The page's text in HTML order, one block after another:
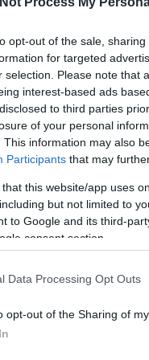
opt-out of the sale,
for targeted
selection. Please note that
interest-based ads
to third parties
of your personal
This information may also
Participants that may
that this website/app uses
but not limited to
to Google and its third-
consent section.
Data Processing Opt Outs
opt-out of the Sharing of
a kezed közül a sok
véghezviszel, azonban
Az idő mindig is egy
a
álom